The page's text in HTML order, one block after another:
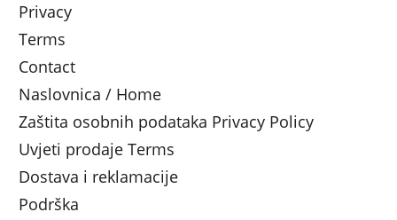
Privacy
Terms
Contact
Naslovnica / Home
Zaštita osobnih podataka Privacy Policy
Uvjeti prodaje Terms
Dostava i reklamacije
Podrška